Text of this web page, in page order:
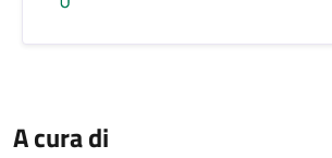
A cura di